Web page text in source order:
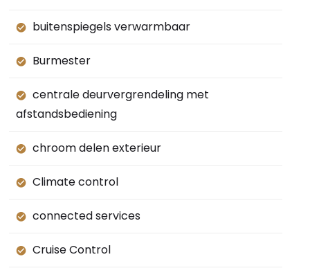
buitenspiegels verwarmbaar
Burmester
centrale deurvergrendeling met
afstandsbediening
chroom delen exterieur
Climate control
connected services
Cruise Control